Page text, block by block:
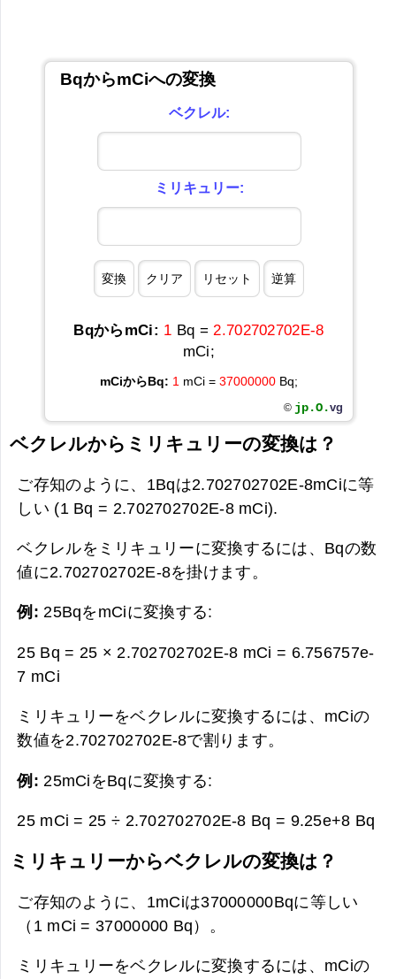
BqからmCiへの変換
ベクレル:
ミリキュリー:
BqからmCi: 1 Bq =2.702702702E-8
mCi;
mCiからBq: 1 mCi = 37000000 Bq;
© jp.O.vg
ベクレルからミリキュリーの変換は？
ご存知のように、1Bqは2.702702702E-8mCiに等
しい (1 Bq = 2.702702702E-8 mCi).
ベクレルをミリキュリーに変換するには、Bqの数
値に2.702702702E-8を掛けます。
例:25BqをmCiに変換する:
25 Bq = 25 × 2.702702702E-8 mCi = 6.756757e-
7 mCi
ミリキュリーをベクレルに変換するには、mCiの
数値を2.702702702E-8で割ります。
例: 25mCiをBqに変換する:
25 mCi = 25 ÷ 2.702702702E-8 Bq = 9.25e+8 Bq
ミリキュリーからベクレルの変換は？
ご存知のように、1mCiは37000000Bqに等しい
（1 mCi = 37000000 Bq）。
ミリキュリーをベクレルに変換するには、mCiの